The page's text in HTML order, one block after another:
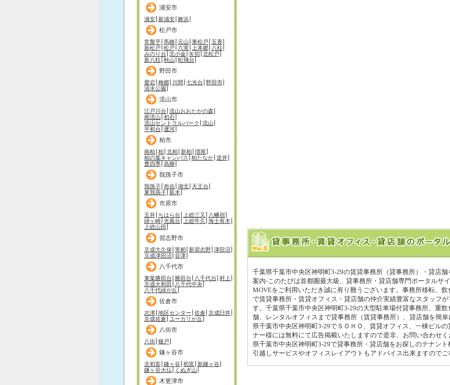
浦安市
浦安 新浦安 舞浜
松戸市
常盤平 馬橋 元山 東松戸 五香
新松戸 松戸 六実 上本郷
八柱
みのり台 北小金 矢切 北松戸
新八柱 秋山 松飛台
野田市
愛宕 梅郷 川間 七光台 野田市
清水公園
流山市
江戸川台 流山おおたかの森
南流山 初石
流山セントラルパーク
流山
平和台 運河
柏市
南柏 柏 北柏 新柏 増尾
柏の葉キャンパス
柏たなか 逆井
豊四季 高柳
我孫子市
我孫子 布佐 湖北 天王台
東我孫子 新木
市原市
五井 ちはら台 上総三又
八幡宿
姉ヶ崎 光風台 上総牛久
海士有木
上総山田
習志野市
京成大久保 実籾 新習志野 津田沼
京成津田沼 谷津
八千代市
東葉勝田台 勝田台 八千代台 村上
京成大和田
八千代中央
八千代緑が丘
佐倉市
志津 地区センター 佐倉 京成臼井
京成佐倉
ユーカリが丘
八街市
八街 榎戸
鎌ヶ谷市
北初富 鎌ヶ谷 初富
新鎌ヶ谷
鎌ヶ谷大仏
くぬぎ山
木更津市
千葉県千葉市中央区神明町3-29の賃貸事務所（貸事務所）・貸店
案内-このたびは首都圏最大級、貸事務所・貸店舗専門ポータルサ
MOVEをご利用いただき誠に有り難うございます。事務所移転、
で賃貸事務所・賃貸オフィス・貸店舗の仲介実績豊富なスタッフ
す。千葉県千葉市中央区神明町3-29の大型駐車場付貸事務所、重
舗、レンタルオフィスまで貸事務所（賃貸事務所）、貸店舗を簡
県千葉市中央区神明町3-29でＳＯＨＯ、賃貸オフィス、一棟ビル
ナー様には無料にて広告掲載いたしますので是非、お問い合わせ
県千葉市中央区神明町3-29で貸事務所・貸店舗をお探しのテナン
引越しサービスやオフィスレイアウトもアドバイス出来ますので